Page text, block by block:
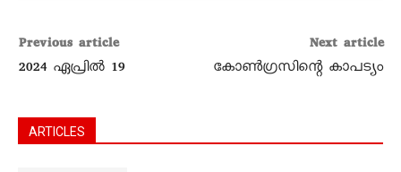
Previous article
2024 ഏപ്രിൽ 19
Next article
കോൺഗ്രസിന്റെ കാപട്യം
ARTICLES